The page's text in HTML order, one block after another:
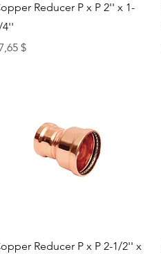
Быстрый просмотр
Reducer P x P 2'' x 1-
4''
$
Быстрый просмотр
Reducer P x P 2-1/2'' x